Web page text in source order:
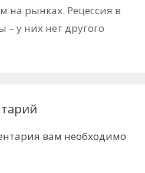
рынках. Рецессия в
у них нет другого
вам необходимо